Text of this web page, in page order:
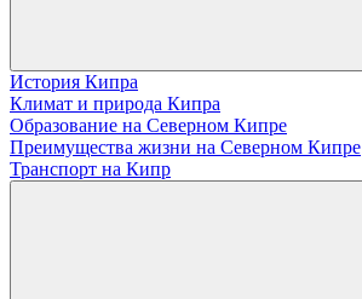
История Кипра
Климат и природа Кипра
Образование на Северном Кипре
Преимущества жизни на Северном Кипре
Транспорт на Кипр